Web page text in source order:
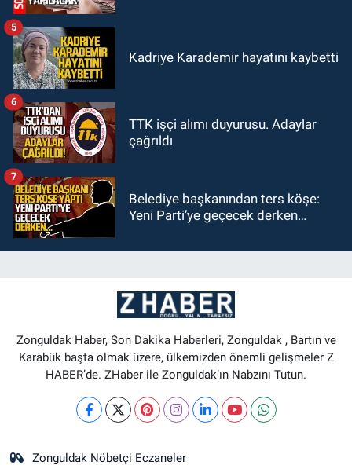
Kadriye Karademir hayatını kaybetti
5
TTK işçi alımı duyurusu. Adaylar
çağrıldı
6
Belediye başkanından ters köşe:
Yeni Parti’ye geçecek derken…
7
Zonguldak Haber, Son Dakika Haberleri, Zonguldak , Bartın ve
Karabük başta olmak üzere, ülkemizden önemli gelişmeler Z
HABER’de. ZHaber ile Zonguldak’ın Nabzını Tutun.
Zonguldak Nöbetçi Eczaneler